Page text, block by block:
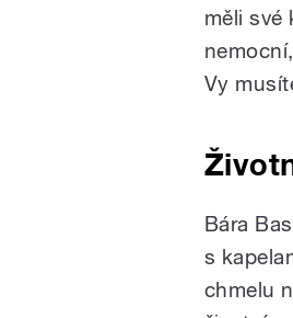
měli své
Vy
Bára
s
chmelu